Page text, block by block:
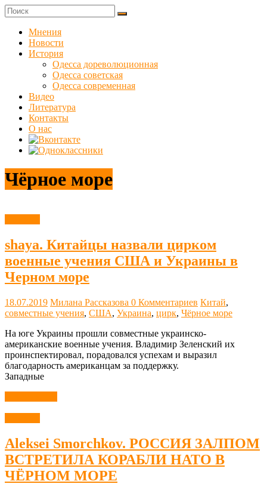
Skip
to
content
Куликовец
Сайт
одесского
сопротивления
Мнения
Новости
История
Одесса дореволюционная
Одесса советская
Одесса современная
Видео
Литература
Контакты
О нас
Чёрное море
shaya. Китайцы назвали цирком
военные учения США и Украины в
Черном море
18.07.2019 Милана Рассказова 0 Комментариев Китай,
совместные учения, США, Украина, цирк, Чёрное море
На юге Украины прошли совместные украинско-
американские военные учения. Владимир Зеленский их
проинспектировал, порадовался успехам и выразил
благодарность американцам за поддержку.
Западные
Aleksei Smorchkov. РОССИЯ ЗАЛПОМ
ВСТРЕТИЛА КОРАБЛИ НАТО В
ЧЁРНОМ МОРЕ